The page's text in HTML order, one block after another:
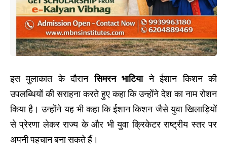
इस मुलाकात के दौरानसिमरन भाटियाने ईशान किशन की
उपलब्धियों की सराहना करते हुए कहा कि उन्होंने देश का नाम रोशन
किया है। उन्होंने यह भी कहा कि ईशान किशन जैसे युवा खिलाड़ियों
से प्रेरणा लेकर राज्य के और भी युवा क्रिकेटर राष्ट्रीय स्तर पर
अपनी पहचान बना सकते हैं।